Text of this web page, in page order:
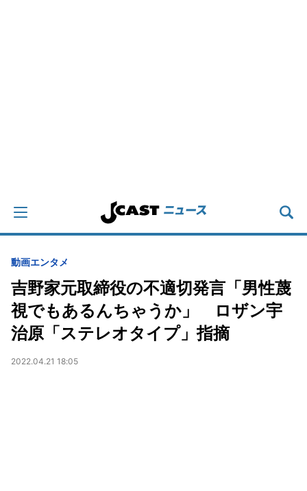
動画エンタメ
吉野家元取締役の不適切発言「男性蔑
視でもあるんちゃうか」 ロザン宇
治原「ステレオタイプ」指摘
2022.04.21 18:05